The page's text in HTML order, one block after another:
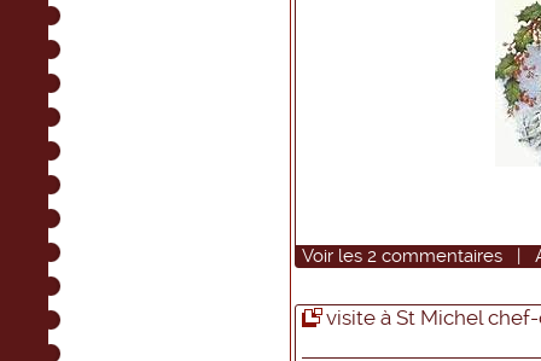
Voir les 2 commentaires |
visite à St Michel